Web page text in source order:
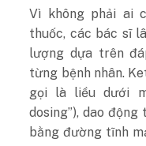
Vì không phải ai
thuốc, các bác sĩ
lượng dựa trên
từng bệnh nhân.
gọi là liều dưới
dosing”), dao động
bằng đường tĩnh